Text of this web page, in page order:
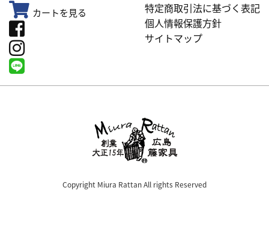
カートを見る
特定商取引法に基づく表記
個人情報保護方針
サイトマップ
Copyright Miura Rattan All rights Reserved